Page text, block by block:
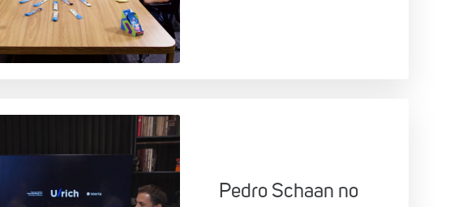
Pedro Schaan no